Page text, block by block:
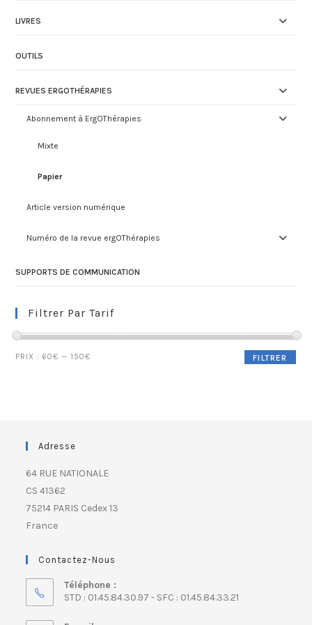
LIVRES
OUTILS
REVUES ERGOTHÉRAPIES
Abonnement à ErgOThérapies
Mixte
Papier
Article version numérique
Numéro de la revue ergOThérapies
SUPPORTS DE COMMUNICATION
Filtrer Par Tarif
FILTRER
PRIX :60€ — 150€
Adresse
64 RUE NATIONALE
CS 41362
75214 PARIS Cedex 13
France
Contactez-Nous
Téléphone :
STD : 01.45.84.30.97 - SFC : 01.45.84.33.21